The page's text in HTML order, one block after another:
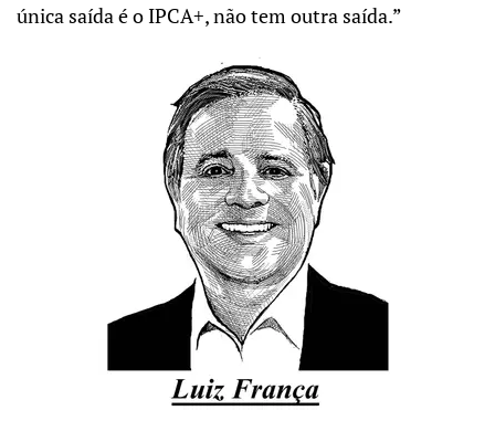
única saída é o IPCA+, não tem outra saída.”